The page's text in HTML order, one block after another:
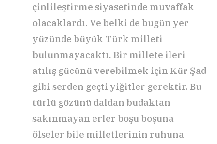
çinlileştirme siyasetinde muvaffak
olacaklardı. Ve belki de bugün yer
yüzünde büyük Türk milleti
bulunmayacaktı. Bir millete ileri
atılış gücünü verebilmek için Kür Şad
gibi serden geçti yiğitler gerektir. Bu
türlü gözünü daldan budaktan
sakınmayan erler boşu boşuna
ölseler bile milletlerinin ruhuna